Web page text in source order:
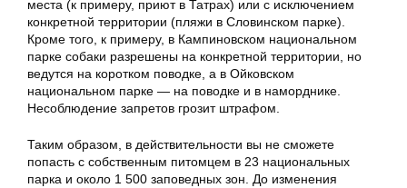
места (к примеру, приют в Татрах) или с исключением
конкретной территории (пляжи в Словинском парке).
Кроме того, к примеру, в Кампиновском национальном
парке собаки разрешены на конкретной территории, но
ведутся на коротком поводке, а в Ойковском
национальном парке — на поводке и в наморднике.
Несоблюдение запретов грозит штрафом.
Таким образом, в действительности вы не сможете
попасть с собственным питомцем в 23 национальных
парка и около 1 500 заповедных зон. До изменения